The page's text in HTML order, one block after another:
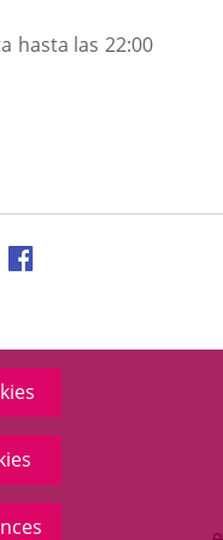
hasta las 22:00
LINK
APPLICATION.